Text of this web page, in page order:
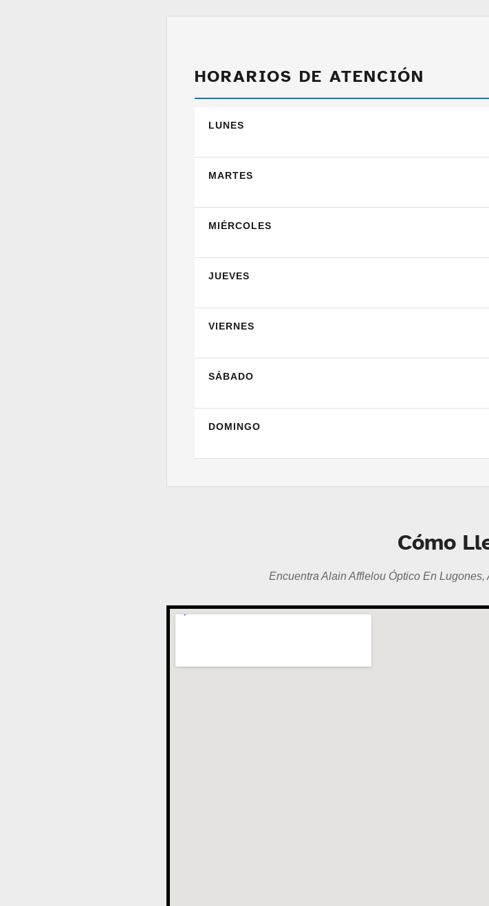
HORARIOS DE ATENCIÓN
LUNES
MARTES
MIÉRCOLES
JUEVES
VIERNES
SÁBADO
DOMINGO
Cómo
Encuentra Alain Afflelou Óptico En